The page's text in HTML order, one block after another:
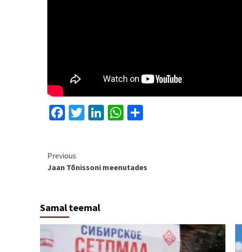
Facebook
Twitter
LinkedIn
WhatsApp
Continue
Reading
Previous
Jaan Tõnissoni meenutades
Samal teemal